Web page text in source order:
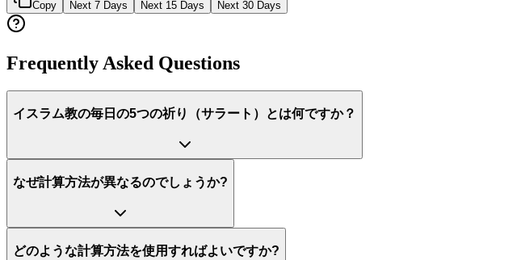
Copy Next 7 Days Next 15 Days Next 30 Days
Frequently Asked Questions
イスラム教の毎日の5つの祈り（サラート）とは何ですか？
なぜ計算方法が異なるのでしょうか?
どのような計算方法を使用すればよいですか?